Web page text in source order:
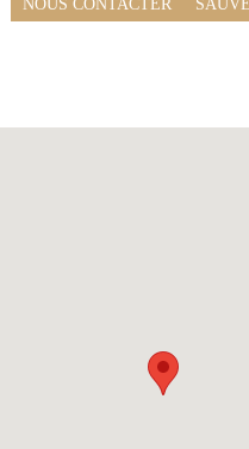
NOUS CONTACTER